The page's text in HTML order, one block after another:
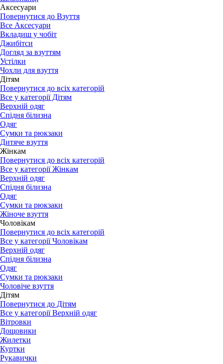
Аксесуари
Повернутися до Взуття
Все Аксесуари
Вкладиш у чобіт
Джибітси
Догляд за взуттям
Устілки
Чохли для взуття
Дітям
Повернутися до всіх категорій
Все у категорії Дітям
Верхній одяг
Спідня білизна
Одяг
Сумки та рюкзаки
Дитяче взуття
Жінкам
Повернутися до всіх категорій
Все у категорії Жінкам
Верхній одяг
Спідня білизна
Одяг
Сумки та рюкзаки
Жіноче взуття
Чоловікам
Повернутися до всіх категорій
Все у категорії Чоловікам
Верхній одяг
Спідня білизна
Одяг
Сумки та рюкзаки
Чоловіче взуття
Дітям
Повернутися до Дітям
Все у категорії Верхній одяг
Вітровки
Дощовики
Жилетки
Куртки
Рукавички